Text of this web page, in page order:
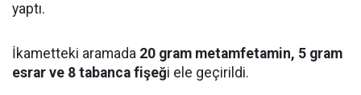
yaptı.
İkametteki aramada 20 gram metamfetamin, 5 gram
esrar ve 8 tabanca fişeği ele geçirildi.